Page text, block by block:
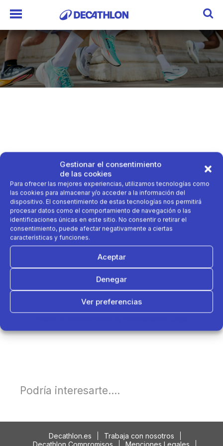
Gestionar el consentimiento
de las cookies
Para ofrecer las mejores experiencias, utilizamos tecnologías como
las cookies para almacenar y/o acceder a la información del
dispositivo. El consentimiento de estas tecnologías nos permitirá
procesar datos como el comportamiento de navegación o las
identificaciones únicas en este sitio. No consentir o retirar el
consentimiento, puede afectar negativamente a ciertas
características y funciones.
Aceptar
Denegar
Ver preferencias
Podría interesarte....
Decathlon.es
Trabaja con nosotros